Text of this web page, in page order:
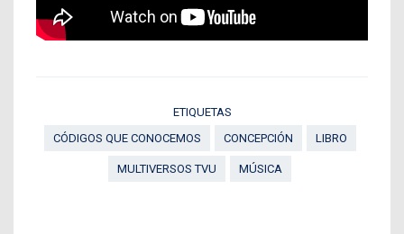
ETIQUETAS
CÓDIGOS QUE CONOCEMOS
CONCEPCIÓN LIBRO
MULTIVERSOS TVU MÚSICA